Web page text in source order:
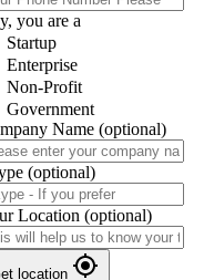
you are a
Startup
Enterprise
Non-Profit
Government
Name (optional)
(optional)
Location (optional)
location